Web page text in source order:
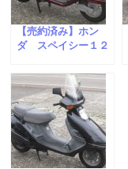
【売約済み】ホン
ダ スペイシー１２